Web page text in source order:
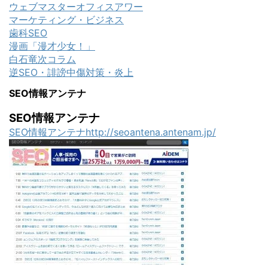
ウェブマスターオフィスアワー
マーケティング・ビジネス
歯科SEO
漫画「漫才少女！」
白石竜次コラム
逆SEO・誹謗中傷対策・炎上
SEO情報アンテナ
SEO情報アンテナ
SEO情報アンテナhttp://seoantena.antenam.jp/